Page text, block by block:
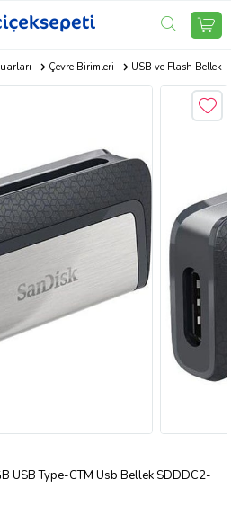
Çevre Birimleri USB ve Flash Bellek
USB Type-CTM Usb Bellek SDDDC2-